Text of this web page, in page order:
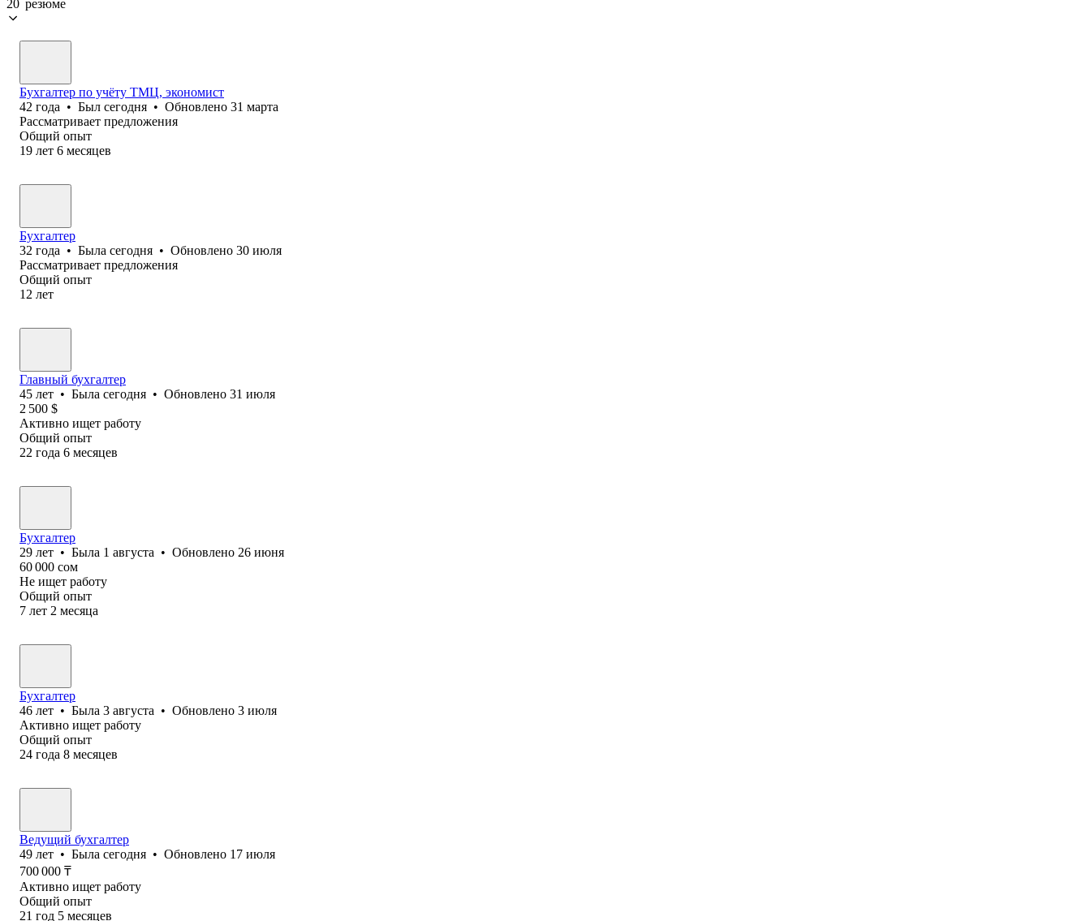
20 резюме
Бухгалтер по учёту ТМЦ, экономист
42 года • Был сегодня • Обновлено 31 марта
Рассматривает предложения
Общий опыт
19 лет 6 месяцев
Бухгалтер
32 года • Была сегодня • Обновлено 30 июля
Рассматривает предложения
Общий опыт
12 лет
Главный бухгалтер
45 лет • Была сегодня • Обновлено 31 июля
2 500 $
Активно ищет работу
Общий опыт
22 года 6 месяцев
Бухгалтер
29 лет • Была 1 августа • Обновлено 26 июня
60 000 сом
Не ищет работу
Общий опыт
7 лет 2 месяца
Бухгалтер
46 лет • Была 3 августа • Обновлено 3 июля
Активно ищет работу
Общий опыт
24 года 8 месяцев
Ведущий бухгалтер
49 лет • Была сегодня • Обновлено 17 июля
700 000 ₸
Активно ищет работу
Общий опыт
21 год 5 месяцев